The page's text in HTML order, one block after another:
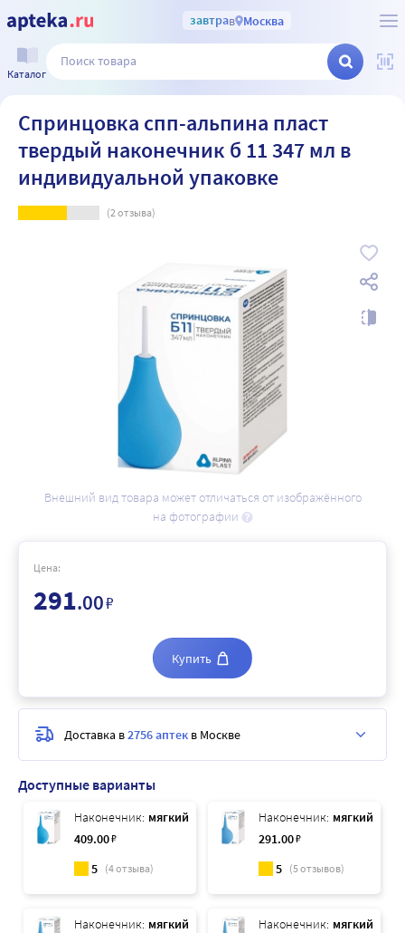
завтрав Москва
Каталог
Спринцовка спп-альпина пласт
твердый наконечник б 11 347 мл в
индивидуальной упаковке
(2отзыва)
Внешний вид товара может отличаться от изображённого
на фотографии
Доступные варианты
Наконечник: мягкий
409.00₽
5 (4отзыва)
Наконечник: мягкий
291.00₽
5 (5отзывов)
Наконечник: мягкий
Наконечник: мягкий
Цена:
291.00₽
Купить
Доставка в2756 аптек в Москве